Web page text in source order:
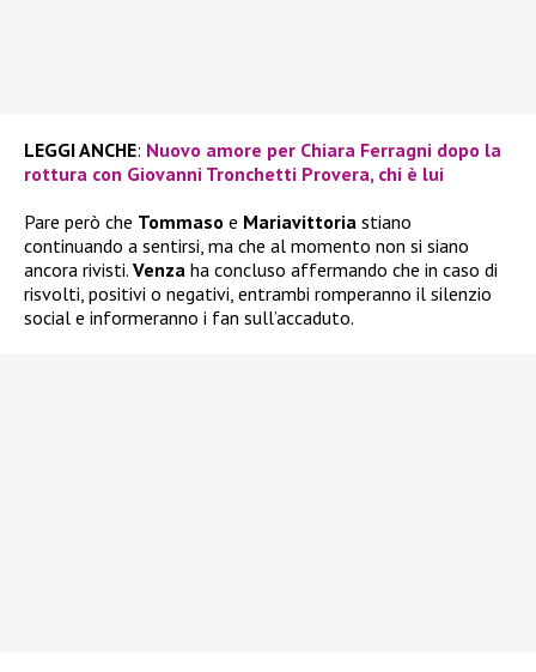
LEGGI ANCHE: Nuovo amore per Chiara Ferragni dopo la
rottura con Giovanni Tronchetti Provera, chi è lui
Pare però che Tommaso e Mariavittoria stiano
continuando a sentirsi, ma che al momento non si siano
ancora rivisti. Venza ha concluso affermando che in caso di
risvolti, positivi o negativi, entrambi romperanno il silenzio
social e informeranno i fan sull’accaduto.